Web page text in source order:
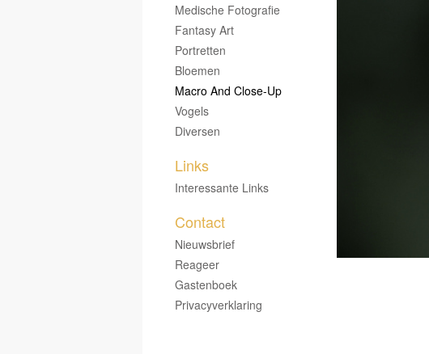
Medische Fotografie
Fantasy Art
Portretten
Bloemen
Macro And Close-Up
Vogels
Diversen
Links
Interessante Links
Contact
Nieuwsbrief
Reageer
Gastenboek
Privacyverklaring